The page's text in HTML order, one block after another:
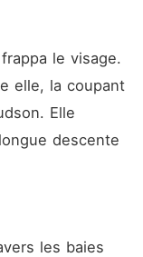
le visage.
elle, la coupant
Elle
descente
les baies